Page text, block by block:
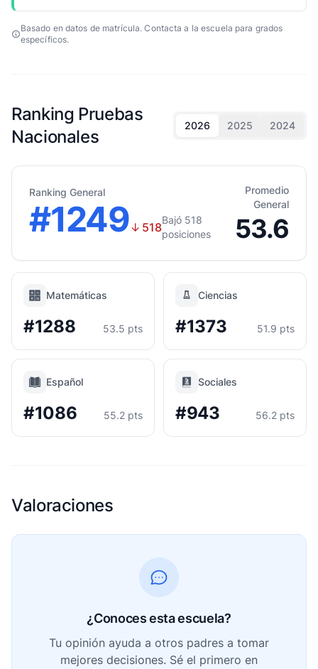
Basado en datos de matrícula. Contacta a la escuela para grados
específicos.
Ranking Pruebas
Nacionales
2026 2025 2024
Ranking General
#1249↓ 518
Bajó 518
posiciones
Promedio
General
53.6
Matemáticas
#1288 53.5 pts
Ciencias
#1373 51.9 pts
Español
#1086 55.2 pts
Sociales
#943 56.2 pts
Valoraciones
¿Conoces esta escuela?
Tu opinión ayuda a otros padres a tomar
mejores decisiones. Sé el primero en